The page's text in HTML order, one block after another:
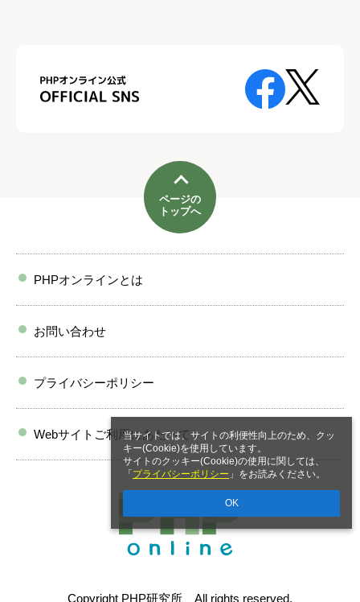
当サイトでは、サイトの利便性向上のため、クッ
キー(Cookie)を使用しています。
サイトのクッキー(Cookie)の使用に関しては、
「 プライバシーポリシー 」をお読みください。
OK
ページの
トップへ
PHPオンラインとは
お問い合わせ
プライバシーポリシー
Webサイトご利用にあたって
Copyright PHP研究所 All rights reserved.